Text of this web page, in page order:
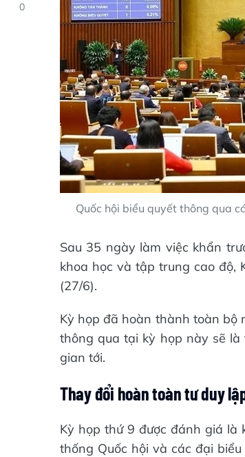
0
Quốc hội biểu quyết thông qua
Sau 35 ngày làm việc khẩn
khoa học và tập trung cao độ,
(27/6).
Kỳ họp đã hoàn thành toàn bộ
thông qua tại kỳ họp này sẽ
gian tới.
Thay đổi hoàn toàn tư duy
Kỳ họp thứ 9 được đánh giá là
thống Quốc hội và các đại